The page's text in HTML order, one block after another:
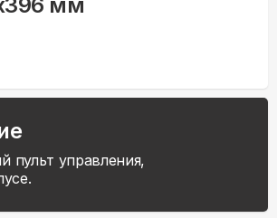
мм
пульт управления,